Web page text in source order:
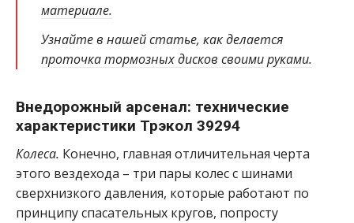
материале.
Узнайте в нашей статье, как делается
проточка тормозных дисков своими руками.
Внедорожный арсенал: технические
характеристики Трэкол 39294
Колеса. Конечно, главная отличительная черта
этого вездехода – три пары колес с шинами
сверхнизкого давления, которые работают по
принципу спасательных кругов, попросту